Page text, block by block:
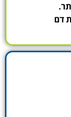
דם